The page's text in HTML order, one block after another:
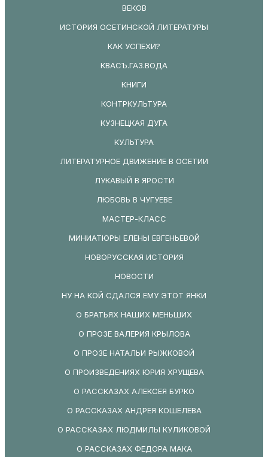
ВЕКОВ
ИСТОРИЯ ОСЕТИНСКОЙ ЛИТЕРАТУРЫ
КАК УСПЕХИ?
КВАСЪ.ГАЗ.ВОДА
КНИГИ
КОНТРКУЛЬТУРА
КУЗНЕЦКАЯ ДУГА
КУЛЬТУРА
ЛИТЕРАТУРНОЕ ДВИЖЕНИЕ В ОСЕТИИ
ЛУКАВЫЙ В ЯРОСТИ
ЛЮБОВЬ В ЧУГУЕВЕ
МАСТЕР-КЛАСС
МИНИАТЮРЫ ЕЛЕНЫ ЕВГЕНЬЕВОЙ
НОВОРУССКАЯ ИСТОРИЯ
НОВОСТИ
НУ НА КОЙ СДАЛСЯ ЕМУ ЭТОТ ЯНКИ
О БРАТЬЯХ НАШИХ МЕНЬШИХ
О ПРОЗЕ ВАЛЕРИЯ КРЫЛОВА
О ПРОЗЕ НАТАЛЬИ РЫЖКОВОЙ
О ПРОИЗВЕДЕНИЯХ ЮРИЯ ХРУЩЕВА
О РАССКАЗАХ АЛЕКСЕЯ БУРКО
О РАССКАЗАХ АНДРЕЯ КОШЕЛЕВА
О РАССКАЗАХ ЛЮДМИЛЫ КУЛИКОВОЙ
О РАССКАЗАХ ФЕДОРА МАКА